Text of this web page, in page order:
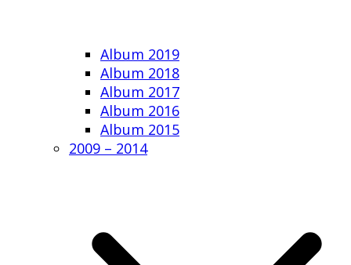
Album 2019
Album 2018
Album 2017
Album 2016
Album 2015
2009 – 2014